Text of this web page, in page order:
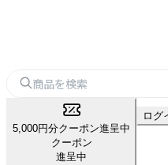
5,000円分クーポン進呈中
クーポン
進呈中
ログ